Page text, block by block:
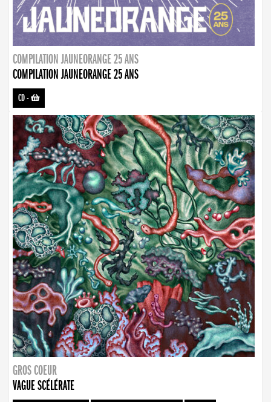
COMPILATION JAUNEORANGE 25 ANS
COMPILATION JAUNEORANGE 25 ANS
CD-
GROS COEUR
VAGUE SCÉLÉRATE